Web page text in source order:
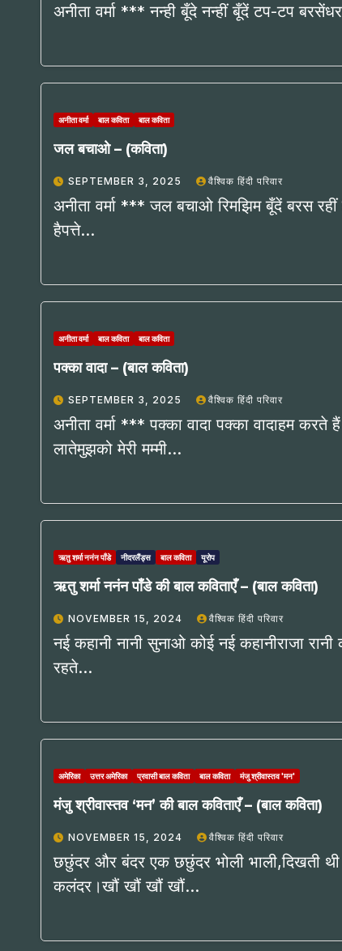
अनीता वर्मा *** नन्ही बूँदे नन्हीं बूँदें टप-टप
अनीता वर्मा बाल कविता बाल कविता
जल बचाओ – (कविता)
SEPTEMBER 3, 2025 वैश्विक हिंदी परिवार
अनीता वर्मा *** जल बचाओ रिमझिम बूँदें बरस
हैपत्ते…
अनीता वर्मा बाल कविता बाल कविता
पक्का वादा – (बाल कविता)
SEPTEMBER 3, 2025 वैश्विक हिंदी परिवार
अनीता वर्मा *** पक्का वादा पक्का वादाहम
लातेमुझको मेरी मम्मी…
ऋतु शर्मा ननंन पाँडे नीदरलैंड्स बाल कविता यूरोप
ऋतु शर्मा ननंन पाँडे की बाल कविताएँ – (बाल कविता)
NOVEMBER 15, 2024 वैश्विक हिंदी परिवार
नई कहानी नानी सुनाओ कोई नई कहानीराजा
रहते…
अमेरिका उत्तर अमेरिका प्रवासी बाल कविता बाल कविता मंजु श्रीवास्तव 'मन'
मंजु श्रीवास्तव ‘मन’ की बाल कविताएँ – (बाल कविता)
NOVEMBER 15, 2024 वैश्विक हिंदी परिवार
छछुंदर और बंदर एक छछुंदर भोली भाली,दिखती
कलंदर।खौं खौं खौं खौं…